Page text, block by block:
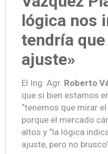
lógica nos
tendría
ajuste»
El Ing. Agr. Roberto
que si bien estamos
“tenemos que mirar
porque el mercado
altos y “la lógica
ajuste, pero no